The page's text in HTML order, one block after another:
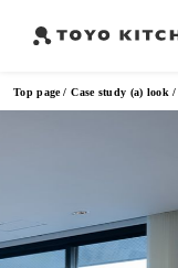
Open kitchen
Top page Case study (a) look